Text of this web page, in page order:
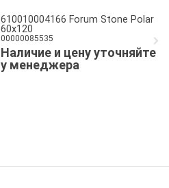
610010004166 Forum Stone Polar
60x120
00000085535
Наличие и цену уточняйте
у менеджера